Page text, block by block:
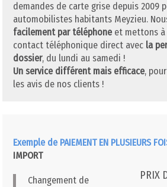
demandes de carte grise depuis 2009
automobilistes habitants Meyzieu.
facilement par téléphone et mettons
contact téléphonique direct avec la
dossier, du lundi au samedi !
Un service différent mais efficace,
les avis de nos clients !
Exemple de PAIEMENT EN PLUSIEURS
IMPORT
Changement de
PRIX